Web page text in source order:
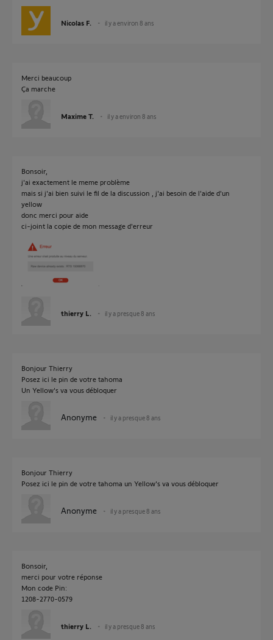
Nicolas F. il y a environ 8 ans
Merci beaucoup
Ça marche
Maxime T. il y a environ 8 ans
Bonsoir,
j'ai exactement le meme problème
mais si j'ai bien suivi le fil de la discussion , j'ai besoin de l'aide d'un
yellow
donc merci pour aide
ci-joint la copie de mon message d'erreur
thierry L. il y a presque 8 ans
Bonjour Thierry
Posez ici le pin de votre tahoma
Un Yellow's va vous débloquer
Anonyme il y a presque 8 ans
Bonjour Thierry
Posez ici le pin de votre tahoma un Yellow's va vous débloquer
Anonyme il y a presque 8 ans
Bonsoir,
merci pour votre réponse
Mon code Pin:
1208-2770-0579
thierry L. il y a presque 8 ans